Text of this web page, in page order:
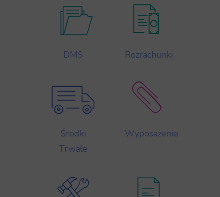
DMS Rozrachunki
Środki
Trwałe
Wyposażenie